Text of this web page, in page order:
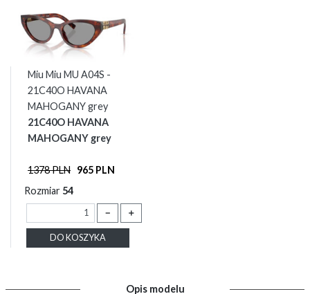
Miu Miu MU A04S -
21C40O HAVANA
MAHOGANY grey
21C40O HAVANA
MAHOGANY grey
1378 PLN 965 PLN
Rozmiar 54
－ ＋
DO KOSZYKA
Opis modelu